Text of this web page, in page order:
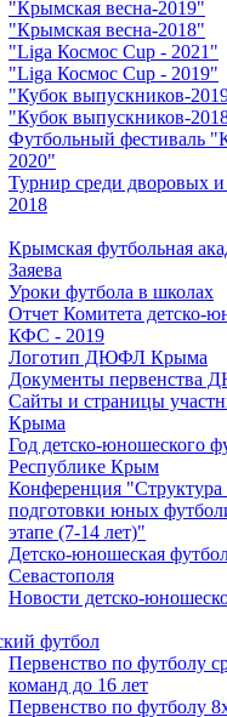
"Крымская весна-2019"
"Крымская весна-2018"
"Liga Космос Cup - 2021"
"Liga Космос Cup - 2019"
"Кубок выпускников-
"Кубок выпускников-
Футбольный фестиваль
2020"
Турнир среди дворовых
2018
Крымская футбольная
Заяева
Уроки футбола в школах
Отчет Комитета детско-
КФС - 2019
Логотип ДЮФЛ Крыма
Документы первенства
Сайты и страницы
Крыма
Год детско-юношеского
Республике Крым
Конференция "Структура
подготовки юных
этапе (7-14 лет)"
Детско-юношеская
Севастополя
Новости детско-
футбол
Первенство по футболу
команд до 16 лет
Первенство по футболу